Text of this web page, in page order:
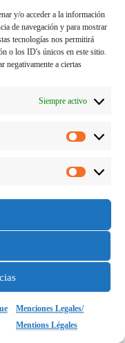
y/o acceder a la información
de navegación y para mostrar
tecnologías nos permitirá
o los ID's únicos en este sitio.
negativamente a ciertas
Siempre activo
Menciones Legales/
Mentions Légales
VENIR A